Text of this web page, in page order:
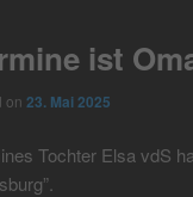
ist
on 23. Mai 2025
Tochter Elsa vdS